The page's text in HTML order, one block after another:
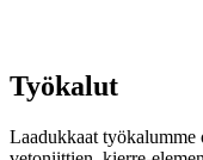
Työkalut
Laadukkaat työkalumme